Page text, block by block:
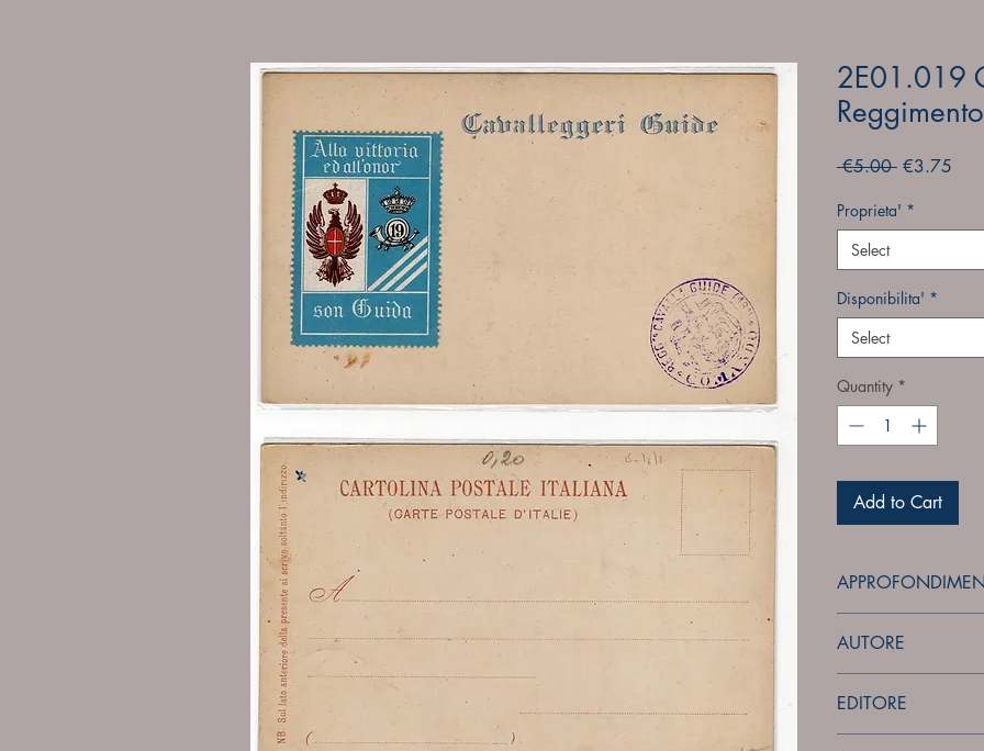
2E01.019
€5.00 Regular
€3.75
Proprieta' *
Select
Disponibilita' *
Select
Quantity *
Add to Cart
AUTORE
EDITORE